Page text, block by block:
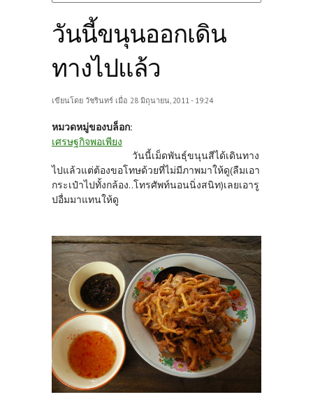
วันนี้ขนุนออกเดิน
ทางไปแล้ว
เขียนโดย วัชรินทร์ เมื่อ 28 มิถุนายน, 2011 - 19:24
หมวดหมู่ของบล็อก:
เศรษฐกิจพอเพียง
วันนี้เม็ดพันธุ์ขนุนสีได้เดินทาง
ไปแล้วแต่ต้องขอโทษด้วยที่ไม่มีภาพมาให้ดู(ลืมเอา
กระเป๋าไปทั้งกล้อง..โทรศัพท์นอนนิ่งสนิท)เลยเอารู
ปอื่มมาแทนให้ดู